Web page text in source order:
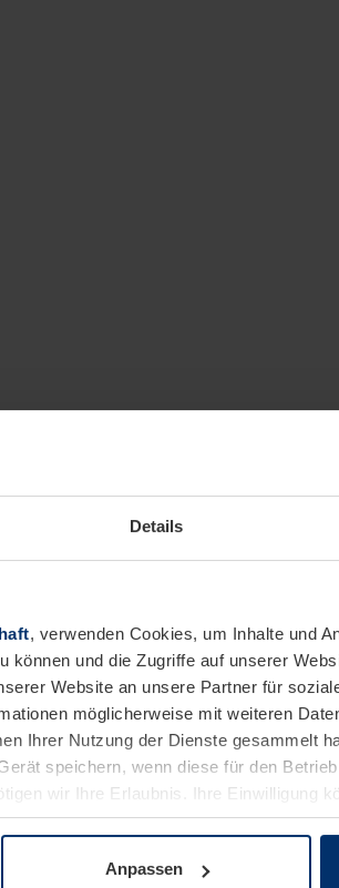
Details
, verwenden Cookies, um Inhalte und
können und die Zugriffe auf unserer
Website an unsere Partner für
möglicherweise mit weiteren
Ihrer Nutzung der Dienste gesammelt
speichern, wenn diese für den
wir Ihre Erlaubnis. Ihre Einwilligung
unserer Website ändern oder
Anpassen